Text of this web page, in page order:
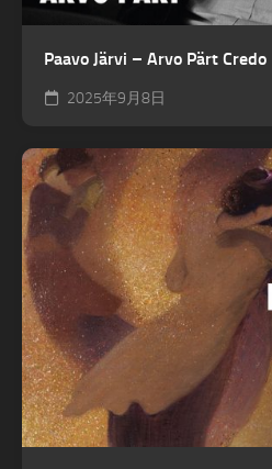
Paavo Järvi – Arvo Pärt Credo
2025年9月8日